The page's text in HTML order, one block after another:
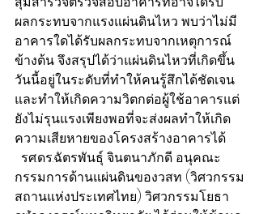
ผลกระทบจากแรงแผ่นดินไหว พบว่าไม่มี
อาคารใดได้รับผลกระทบจากเหตุการณ์
ข้างต้น จึงสรุปได้ว่าแผ่นดินไหวที่เกิดขึ้น
วันนี้อยู่ในระดับที่ทำให้คนรู้สึกได้ชัดเจน
และทำให้เกิดความวิตกต่อผู้ใช้อาคารแต่
ยังไม่รุนแรงเพียงพอที่จะส่งผลทำให้เกิด
ความเสียหายของโครงสร้างอาคารได้
กรรมการด้านแผ่นดินของวสท (วิศวกรรม
สถานแห่งประเทศไทย) วิศวกรรมโยธา